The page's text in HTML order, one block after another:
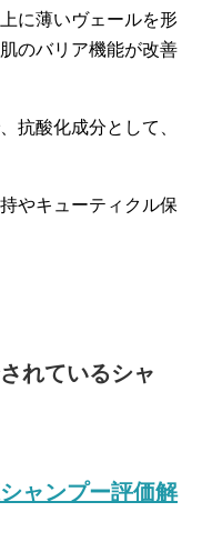
に薄いヴェールを形
のバリア機能が改善
抗酸化成分として、
やキューティクル保
れているシャ
ャンプー評価解